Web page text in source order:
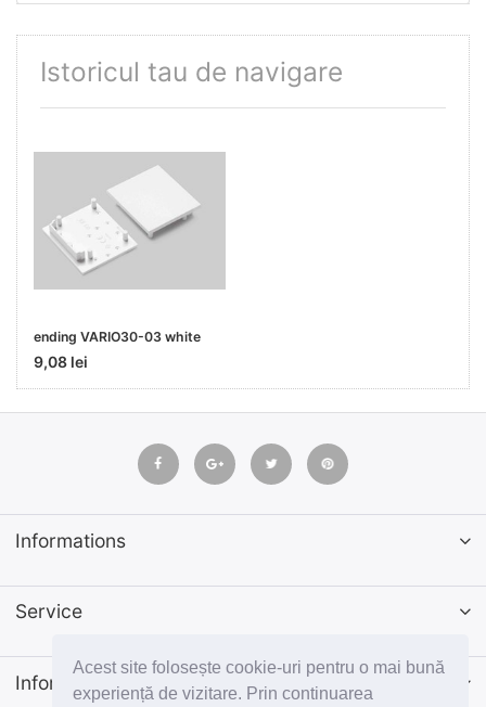
Acest site folosește cookie-uri pentru o mai bună
experiență de vizitare. Prin continuarea
Istoricul tau de navigare
ending VARIO30-03 white
9,08 lei
Informations
Service
Informatii